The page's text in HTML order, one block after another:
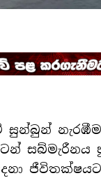
සුන්බුන්
සබ්මැරීනය